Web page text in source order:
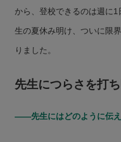
から、登校できるのは週に
生の夏休み明け、ついに限
りました。
先生につらさを打
――先生にはどのように伝え